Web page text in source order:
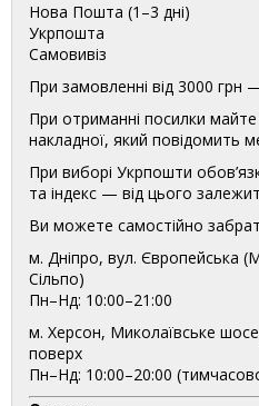
Нова Пошта (1–3 дні)
Укрпошта
Самовивіз
При замовленні від 3000
При отриманні посилки
накладної, який повідомить
При виборі Укрпошти
та індекс — від цього
Ви можете самостійно
м. Дніпро, вул. Європейська
Сільпо)
Пн–Нд: 10:00–21:00
м. Херсон, Миколаївське
поверх
Пн–Нд: 10:00–20:00